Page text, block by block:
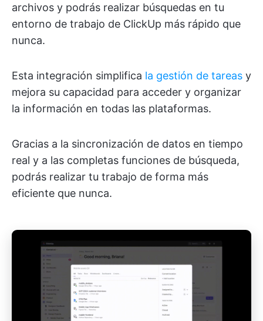
archivos y podrás realizar búsquedas en tu
entorno de trabajo de ClickUp más rápido que
nunca.
Esta integración simplifica la gestión de tareas y
mejora su capacidad para acceder y organizar
la información en todas las plataformas.
Gracias a la sincronización de datos en tiempo
real y a las completas funciones de búsqueda,
podrás realizar tu trabajo de forma más
eficiente que nunca.